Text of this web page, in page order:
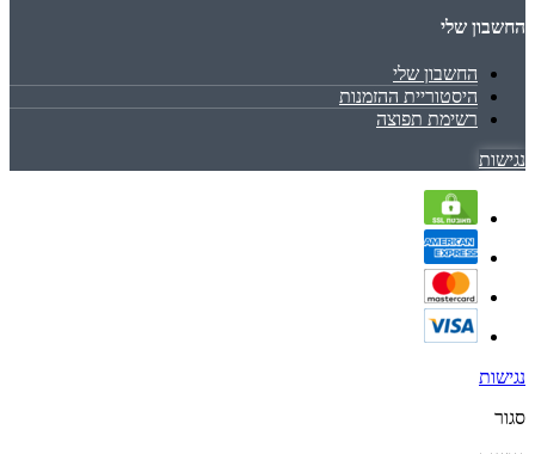
החשבון שלי
החשבון שלי
היסטוריית ההזמנות
רשימת תפוצה
נגישות
נגישות
סגור